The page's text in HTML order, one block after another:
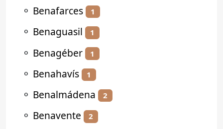
⚬ Benafarces 1
⚬ Benaguasil 1
⚬ Benagéber 1
⚬ Benahavís 1
⚬ Benalmádena 2
⚬ Benavente 2